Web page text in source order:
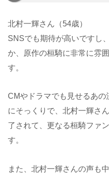
北村一輝さん（54歳）
SNSでも期待が高いですし
か、原作の桓騎に非常に雰
す。
CMやドラマでも見せるあ
にそっくりで、北村一輝さ
了されて、更なる桓騎ファ
す。
また、北村一輝さんの声も